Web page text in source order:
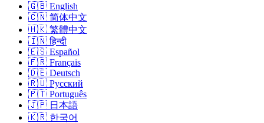
🇬🇧 English
🇨🇳 简体中文
🇭🇰 繁體中文
🇮🇳 हिन्दी
🇪🇸 Español
🇫🇷 Français
🇩🇪 Deutsch
🇷🇺 Русский
🇵🇹 Português
🇯🇵 日本語
🇰🇷 한국어